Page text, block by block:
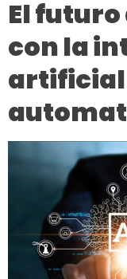
El
con la